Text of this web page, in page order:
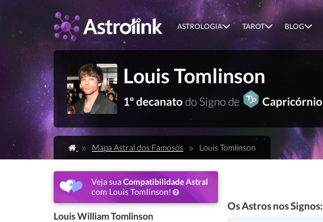
ASTROLOGIA TAROT BLOG
Louis Tomlinson
1º decanatodo Signo de Capricórnio
Mapa Astral dos Famosos Louis Tomlinson
Veja suaCompatibilidade Astral
com Louis Tomlinson!
Louis William Tomlinson
Os Astros nos Signos: